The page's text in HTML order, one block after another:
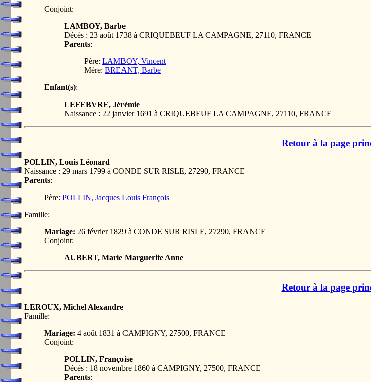
Conjoint:
LAMBOY, Barbe
Décès : 23 août 1738 à CRIQUEBEUF LA CAMPAGNE, 27110, FRANCE
Parents:
Père: LAMBOY, Vincent
Mère: BREANT, Barbe
Enfant(s):
LEFEBVRE, Jérèmie
Naissance : 22 janvier 1691 à CRIQUEBEUF LA CAMPAGNE, 27110, FRANCE
Retour à la page
POLLIN, Louis Léonard
Naissance : 29 mars 1799 à CONDE SUR RISLE, 27290, FRANCE
Parents:
Père: POLLIN, Jacques Louis François
Famille:
Mariage: 26 février 1829 à CONDE SUR RISLE, 27290, FRANCE
Conjoint:
AUBERT, Marie Marguerite Anne
Retour à la page
LEROUX, Michel Alexandre
Famille:
Mariage: 4 août 1831 à CAMPIGNY, 27500, FRANCE
Conjoint:
POLLIN, Françoise
Décès : 18 novembre 1860 à CAMPIGNY, 27500, FRANCE
Parents: